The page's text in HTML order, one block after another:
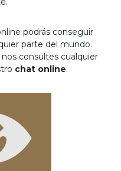
podrás conseguir
parte del mundo.
consultes cualquier
chat online.